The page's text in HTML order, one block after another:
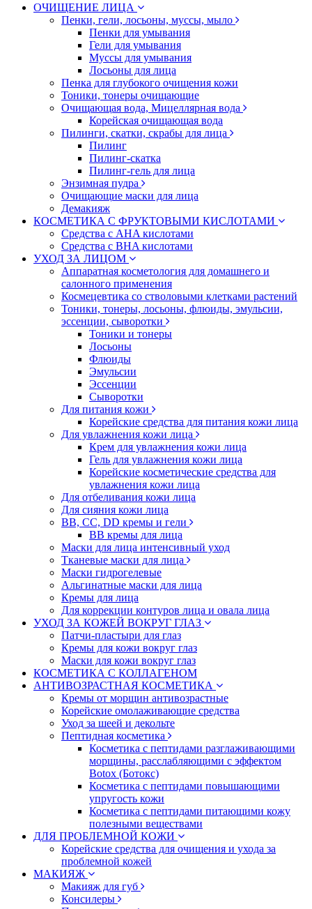
ОЧИЩЕНИЕ ЛИЦА
Пенки, гели, лосьоны, муссы, мыло
Пенки для умывания
Гели для умывания
Муссы для умывания
Лосьоны для лица
Пенка для глубокого очищения кожи
Тоники, тонеры очищающие
Очищающая вода, Мицеллярная вода
Корейская очищающая вода
Пилинги, скатки, скрабы для лица
Пилинг
Пилинг-скатка
Пилинг-гель для лица
Энзимная пудра
Очищающие маски для лица
Демакияж
КОСМЕТИКА С ФРУКТОВЫМИ КИСЛОТАМИ
Средства с AHA кислотами
Средства с BHA кислотами
УХОД ЗА ЛИЦОМ
Аппаратная косметология для домашнего и
салонного применения
Космецевтика со стволовыми клетками растений
Тоники, тонеры, лосьоны, флюиды, эмульсии,
эссенции, сыворотки
Тоники и тонеры
Лосьоны
Флюиды
Эмульсии
Эссенции
Сыворотки
Для питания кожи
Корейские средства для питания кожи лица
Для увлажнения кожи лица
Крем для увлажнения кожи лица
Гель для увлажнения кожи лица
Корейские косметические средства для
увлажнения кожи лица
Для отбеливания кожи лица
Для сияния кожи лица
BB, CC, DD кремы и гели
BB кремы для лица
Маски для лица интенсивный уход
Тканевые маски для лица
Маски гидрогелевые
Альгинатные маски для лица
Кремы для лица
Для коррекции контуров лица и овала лица
УХОД ЗА КОЖЕЙ ВОКРУГ ГЛАЗ
Патчи-пластыри для глаз
Кремы для кожи вокруг глаз
Маски для кожи вокруг глаз
КОСМЕТИКА С КОЛЛАГЕНОМ
АНТИВОЗРАСТНАЯ КОСМЕТИКА
Кремы от морщин антивозрастные
Корейские омолаживающие средства
Уход за шеей и декольте
Пептидная косметика
Косметика с пептидами разглаживающими
морщины, расслабляющими с эффектом
Botox (Ботокс)
Косметика с пептидами повышающими
упругость кожи
Косметика с пептидами питающими кожу
полезными веществами
ДЛЯ ПРОБЛЕМНОЙ КОЖИ
Корейские средства для очищения и ухода за
проблемной кожей
МАКИЯЖ
Макияж для губ
Консилеры